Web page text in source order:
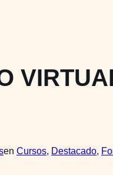
en Cursos, Destacado,